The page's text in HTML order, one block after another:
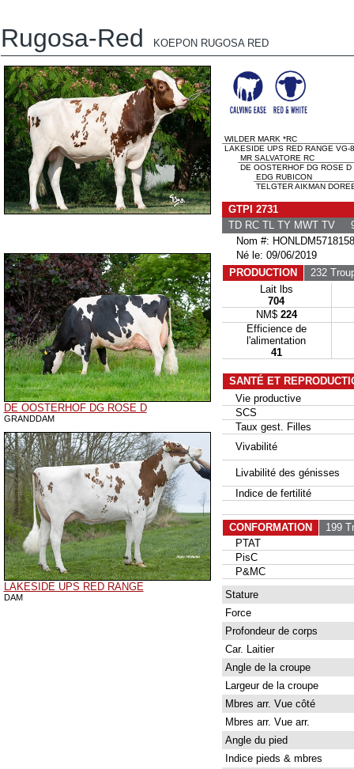
Rugosa-Red KOEPON RUGOSA RED
DE OOSTERHOF DG ROSE D
GRANDDAM
LAKESIDE UPS RED RANGE
DAM
WILDER MARK *RC
LAKESIDE UPS RED RANGE VG-
MR SALVATORE RC
DE OOSTERHOF DG ROSE D
EDG RUBICON
TELGTER AIKMAN
GTPI 2731
TD RC TL TY MWT TV
Nom #:
Né le: 09/06/2019
PRODUCTION
232
Lait lbs
704
NM$ 224
Efficience de
l'alimentation
41
SANTÉ ET
Vie productive
SCS
Taux gest. Filles
Vivabilité
Livabilité des génisses
Indice de fertilité
CONFORMATION
199
PTAT
PisC
P&MC
Stature
Force
Profondeur de corps
Car. Laitier
Angle de la croupe
Largeur de la croupe
Mbres arr. Vue côté
Mbres arr. Vue arr.
Angle du pied
Indice pieds & mbres